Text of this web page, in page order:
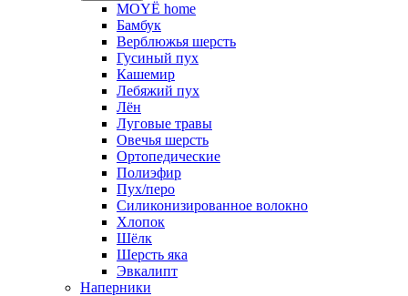
MOYЁ home
Бамбук
Верблюжья шерсть
Гусиный пух
Кашемир
Лебяжий пух
Лён
Луговые травы
Овечья шерсть
Ортопедические
Полиэфир
Пух/перо
Силиконизированное волокно
Хлопок
Шёлк
Шерсть яка
Эвкалипт
Наперники